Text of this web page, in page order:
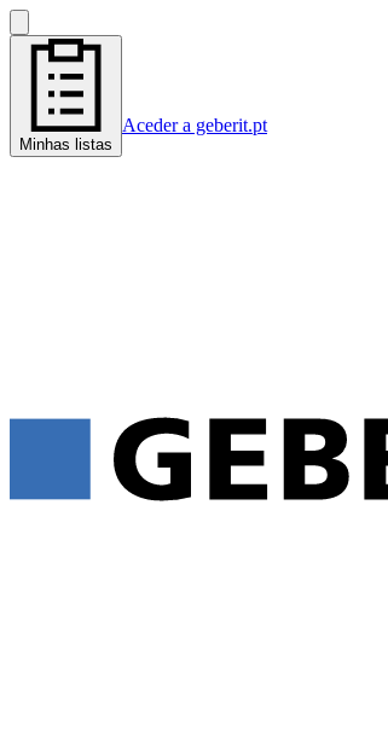
Minhas listas
Aceder a geberit.pt